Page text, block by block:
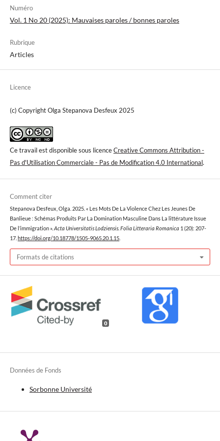
Numéro
Vol. 1 No 20 (2025): Mauvaises paroles / bonnes paroles
Rubrique
Articles
Licence
(c) Copyright Olga Stepanova Desfeux 2025
Ce travail est disponible sous licenceCreative Commons Attribution -
Pas d'Utilisation Commerciale - Pas de Modification 4.0 International.
Comment citer
Stepanova Desfeux, Olga. 2025. « Les Mots De La Violence Chez Les Jeunes De
Banlieue : Schémas Produits Par La Domination Masculine Dans La littérature Issue
De l’immigration ». Acta Universitatis Lodziensis. Folia Litteraria Romanica 1 (20): 207-
17. https://doi.org/10.18778/1505-9065.20.1.15
Formats de citations
0
Données de Fonds
Sorbonne Université